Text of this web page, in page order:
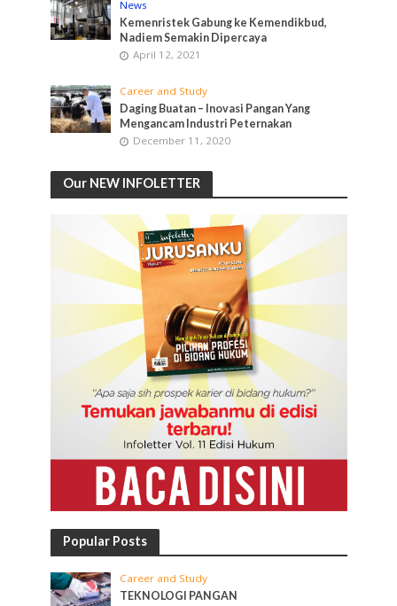
News
Kemenristek Gabung ke Kemendikbud,
Nadiem Semakin Dipercaya
April 12, 2021
Career and Study
Daging Buatan – Inovasi Pangan Yang
Mengancam Industri Peternakan
December 11, 2020
Our NEW INFOLETTER
Popular Posts
Career and Study
TEKNOLOGI PANGAN